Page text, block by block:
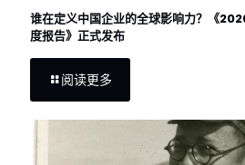
谁在定义中国企业的全球影响力？《
度报告》正式发布
阅读更多